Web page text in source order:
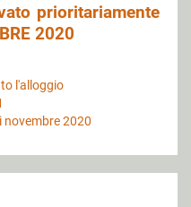
prioritariamente
2020
l'alloggio
2020